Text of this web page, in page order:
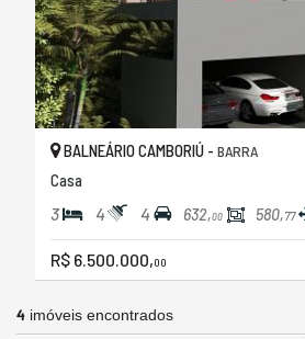
BALNEÁRIO CAMBORIÚ - BARRA
Casa
3 4 4 632,00 580,77
R$ 6.500.000,00
4 imóveis encontrados